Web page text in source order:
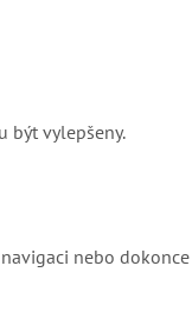
být vylepšeny.
nebo